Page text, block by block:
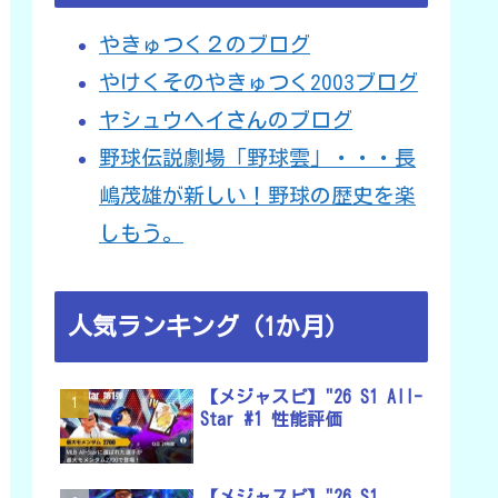
やきゅつく２のブログ
やけくそのやきゅつく2003ブログ
ヤシュウヘイさんのブログ
野球伝説劇場「野球雲」・・・長
嶋茂雄が新しい！野球の歴史を楽
しもう。
人気ランキング（1か月）
【メジャスピ】"26 S1 All-
Star #1 性能評価